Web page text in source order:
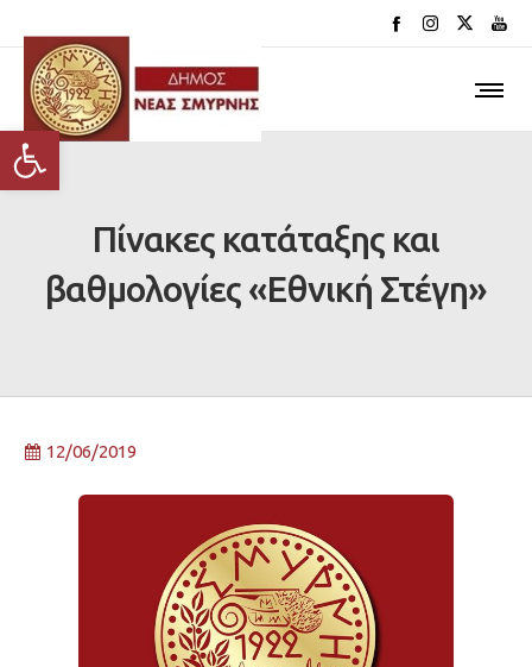
Ανοίξτε τη γραμμή εργαλείων
Πίνακες κατάταξης και
βαθμολογίες «Εθνική Στέγη»
12/06/2019